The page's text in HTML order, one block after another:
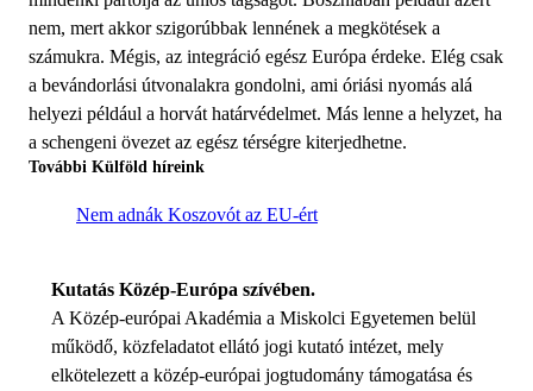
nem, mert akkor szigorúbbak lennének a megkötések a
számukra. Mégis, az integráció egész Európa érdeke. Elég csak
a bevándorlási útvonalakra gondolni, ami óriási nyomás alá
helyezi például a horvát határvédelmet. Más lenne a helyzet, ha
a schengeni övezet az egész térségre kiterjedhetne.
További Külföld híreink
Nem adnák Koszovót az EU-ért
Kutatás Közép-Európa szívében.
A Közép-európai Akadémia a Miskolci Egyetemen belül
működő, közfeladatot ellátó jogi kutató intézet, mely
elkötelezett a közép-európai jogtudomány támogatása és